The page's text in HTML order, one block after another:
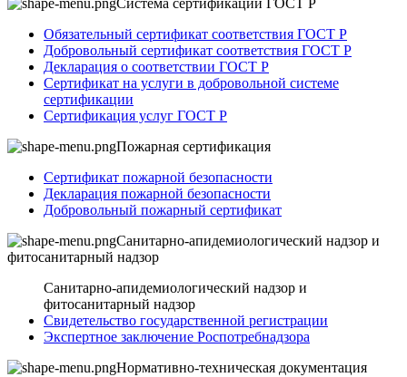
Обязательный сертификат соответствия ГОСТ Р
Добровольный сертификат соответствия ГОСТ Р
Декларация о соответствии ГОСТ Р
Сертификат на услуги в добровольной системе
сертификации
Сертификация услуг ГОСТ Р
Пожарная сертификация
Сертификат пожарной безопасности
Декларация пожарной безопасности
Добровольный пожарный сертификат
Санитарно-апидемиологический надзор и
фитосанитарный надзор
Санитарно-апидемиологический надзор и
фитосанитарный надзор
Свидетельство государственной регистрации
Экспертное заключение Роспотребнадзора
Нормативно-техническая документация